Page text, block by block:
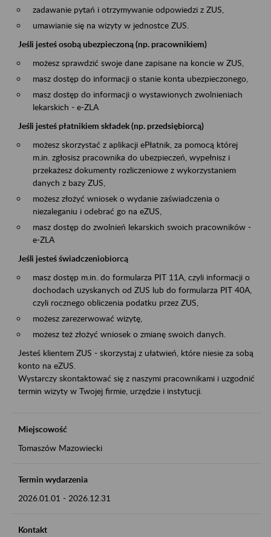
zadawanie pytań i otrzymywanie odpowiedzi z ZUS,
umawianie się na wizyty w jednostce ZUS.
Jeśli jesteś osobą ubezpieczoną (np. pracownikiem)
możesz sprawdzić swoje dane zapisane na koncie w ZUS,
masz dostęp do informacji o stanie konta ubezpieczonego,
masz dostęp do informacji o wystawionych zwolnieniach
lekarskich - e-ZLA
Jeśli jesteś płatnikiem składek (np. przedsiębiorcą)
możesz skorzystać z aplikacji ePłatnik, za pomocą której
m.in. zgłosisz pracownika do ubezpieczeń, wypełnisz i
przekażesz dokumenty rozliczeniowe z wykorzystaniem
danych z bazy ZUS,
możesz złożyć wniosek o wydanie zaświadczenia o
niezaleganiu i odebrać go na eZUS,
masz dostęp do zwolnień lekarskich swoich pracowników -
e-ZLA
Jeśli jesteś świadczeniobiorcą
masz dostęp m.in. do formularza PIT 11A, czyli informacji o
dochodach uzyskanych od ZUS lub do formularza PIT 40A,
czyli rocznego obliczenia podatku przez ZUS,
możesz zarezerwować wizytę,
możesz też złożyć wniosek o zmianę swoich danych.
Jesteś klientem ZUS - skorzystaj z ułatwień, które niesie za sobą
konto na eZUS.
Wystarczy skontaktować się z naszymi pracownikami i uzgodnić
termin wizyty w Twojej firmie, urzędzie i instytucji.
Miejscowość
Tomaszów Mazowiecki
Termin wydarzenia
2026.01.01 - 2026.12.31
Kontakt